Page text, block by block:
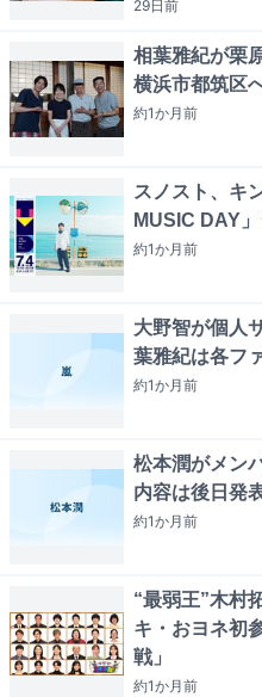
29日前
相葉雅紀が栗
横浜市都筑区
約1か月前
スノスト、キ
MUSIC DAY
約1か月前
大野智が個人
葉雅紀は各フ
約1か月前
松本潤がメン
内容は後日発
約1か月前
“最弱王”木村
キ・おヨネ初
戦」
約1か月前